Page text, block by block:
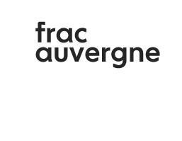
content